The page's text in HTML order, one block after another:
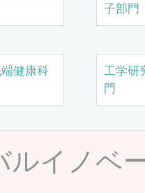
子部門
健康科
工学研
門
ルイノベ